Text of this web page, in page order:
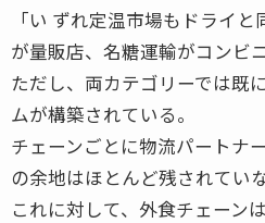
「い ずれ定温市場もドライ
が量販店、名糖運輸がコンビ
ただし、両カテゴリーでは既
ムが構築されている。
チェーンごとに物流パートナ
の余地はほとんど残されてい
これに対して、外食チェーン